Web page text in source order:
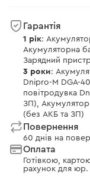
Гарантія
1 рік:
Акумуляторна
Зарядний
3 роки:
Dnipro-M DGA-
повітродувка
ЗП),
(без АКБ та ЗП)
Повернення
60 днів на
Оплата
Готівкою,
рахунок для юр.